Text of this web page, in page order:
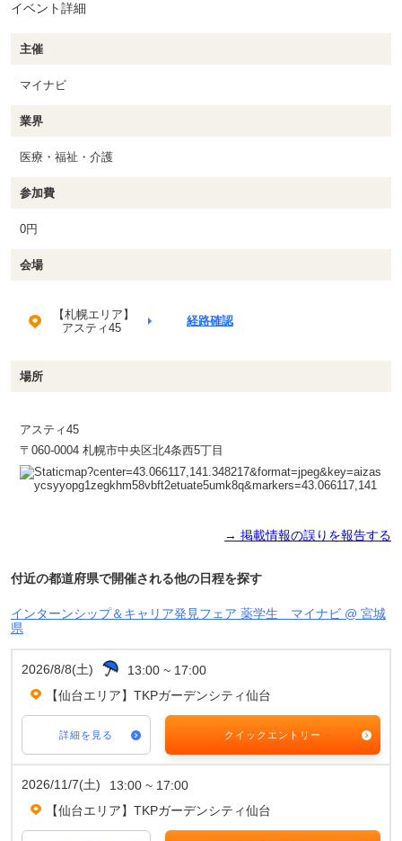
イベント詳細
主催
マイナビ
業界
医療・福祉・介護
参加費
0円
会場
【札幌エリア】
アスティ45
経路確認
場所
アスティ45
〒060-0004 札幌市中央区北4条西5丁目
→ 掲載情報の誤りを報告する
付近の都道府県で開催される他の日程を探す
インターンシップ＆キャリア発見フェア 薬学生 マイナビ @ 宮城
県
2026/8/8(土)
13:00 ~ 17:00
【仙台エリア】TKPガーデンシティ仙台
詳細を見る クイックエントリー
2026/11/7(土)
13:00 ~ 17:00
【仙台エリア】TKPガーデンシティ仙台